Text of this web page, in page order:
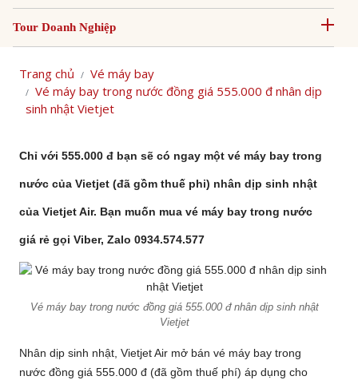
Tour Doanh Nghiệp
Trang chủ
Vé máy bay
Vé máy bay trong nước đồng giá 555.000 đ nhân dịp
sinh nhật Vietjet
Chỉ với 555.000 đ bạn sẽ có ngay một vé máy bay trong
nước của Vietjet (đã gồm thuế phi) nhân dịp sinh nhật
của Vietjet Air. Bạn muốn mua vé máy bay trong nước
giá rẻ gọi Viber, Zalo 0934.574.577
Vé máy bay trong nước đồng giá 555.000 đ nhân dịp sinh nhật
Vietjet
Nhân dịp sinh nhật, Vietjet Air mở bán vé máy bay trong
nước đồng giá 555.000 đ (đã gồm thuế phí) áp dụng cho